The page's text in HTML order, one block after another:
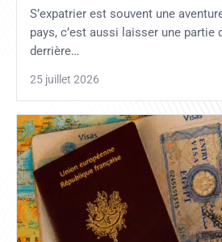
S’expatrier est souvent une
pays, c’est aussi laisser une partie
derrière…
25 juillet 2026